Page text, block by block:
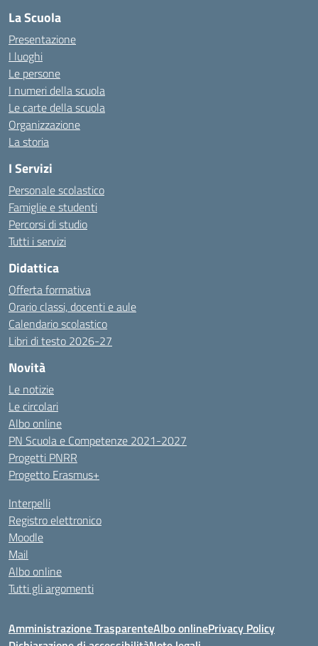
La Scuola
Presentazione
I luoghi
Le persone
I numeri della scuola
Le carte della scuola
Organizzazione
La storia
I Servizi
Personale scolastico
Famiglie e studenti
Percorsi di studio
Tutti i servizi
Didattica
Offerta formativa
Orario classi, docenti e aule
Calendario scolastico
Libri di testo 2026-27
Novità
Le notizie
Le circolari
Albo online
PN Scuola e Competenze 2021-2027
Progetti PNRR
Progetto Erasmus+
Interpelli
Registro elettronico
Moodle
Mail
Albo online
Tutti gli argomenti
Amministrazione TrasparenteAlbo onlinePrivacy Policy